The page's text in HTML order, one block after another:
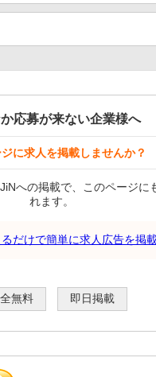
応募が来ない企業様へ
に求人を掲載しませんか？
への掲載で、このページに
れます。
だけで簡単に求人広告を掲
無料 即日掲載